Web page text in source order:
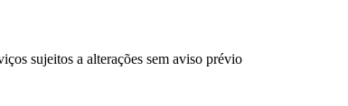
sujeitos a alterações sem aviso prévio